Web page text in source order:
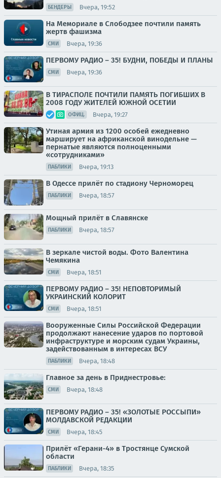
БЕНДЕРЫ Вчера, 19:52
На Мемориале в Слободзее почтили память
жертв фашизма
СМИ Вчера, 19:36
ПЕРВОМУ РАДИО – 35! БУДНИ, ПОБЕДЫ И ПЛАНЫ
СМИ Вчера, 19:36
В ТИРАСПОЛЕ ПОЧТИЛИ ПАМЯТЬ ПОГИБШИХ В
2008 ГОДУ ЖИТЕЛЕЙ ЮЖНОЙ ОСЕТИИ
ОФИЦ. Вчера, 19:27
Утиная армия из 1200 особей ежедневно
марширует на африканской винодельне —
пернатые являются полноценными
«сотрудниками»
ПАБЛИКИ Вчера, 19:13
В Одессе прилёт по стадиону Черноморец
ПАБЛИКИ Вчера, 18:57
Мощный прилёт в Славянске
ПАБЛИКИ Вчера, 18:57
В зеркале чистой воды. Фото Валентина
Чемякина
СМИ Вчера, 18:51
ПЕРВОМУ РАДИО – 35! НЕПОВТОРИМЫЙ
УКРАИНСКИЙ КОЛОРИТ
СМИ Вчера, 18:51
Вооруженные Силы Российской Федерации
продолжают нанесение ударов по портовой
инфраструктуре и морским судам Украины,
задействованным в интересах ВСУ
ПАБЛИКИ Вчера, 18:48
Главное за день в Приднестровье:
СМИ Вчера, 18:48
ПЕРВОМУ РАДИО – 35! «ЗОЛОТЫЕ РОССЫПИ»
МОЛДАВСКОЙ РЕДАКЦИИ
СМИ Вчера, 18:45
Прилёт «Герани-4» в Тростянце Сумской
области
ПАБЛИКИ Вчера, 18:35